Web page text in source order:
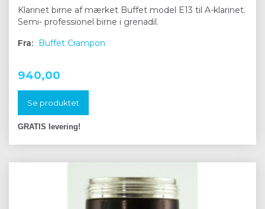
Klarinet birne af mærket Buffet model E13 til A-klarinet.
Semi- professionel birne i grenadil.
Fra: Buffet Crampon
940,00
Se produktet
GRATIS levering!